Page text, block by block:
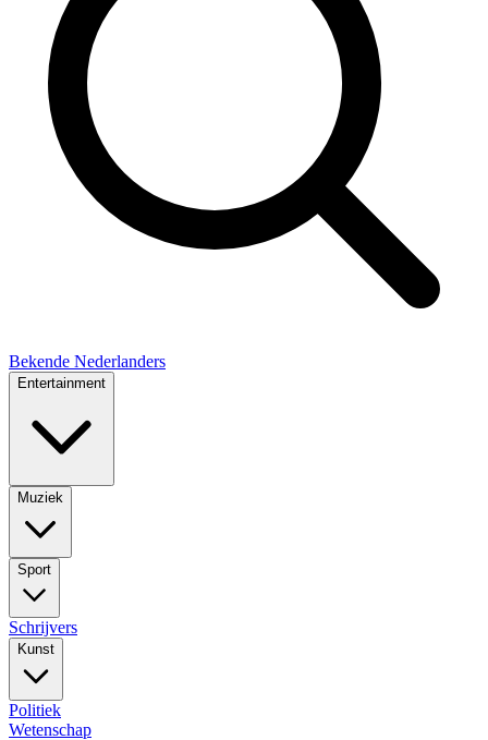
Bekende Nederlanders
Entertainment
Muziek
Sport
Schrijvers
Kunst
Politiek
Wetenschap